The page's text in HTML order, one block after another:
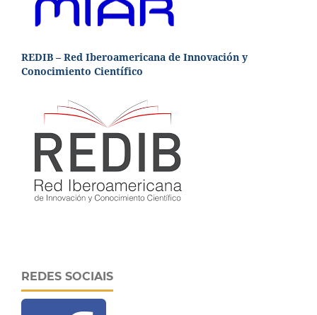
REDIB – Red Iberoamericana de Innovación y
Conocimiento Científico
REDES SOCIAIS